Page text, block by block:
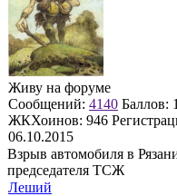
Живу на форуме
Сообщений: 4140 Баллов:
ЖКХоинов: 946
06.10.2015
Взрыв автомобиля в
председателя ТСЖ
Леший